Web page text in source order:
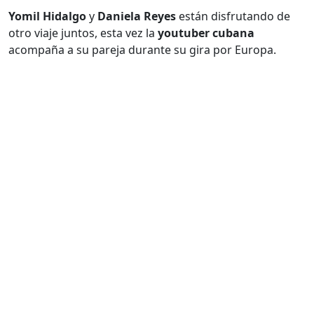
Yomil Hidalgoy Daniela Reyes están disfrutando de
otro viaje juntos, esta vez la youtuber cubana
acompaña a su pareja durante su gira por Europa.